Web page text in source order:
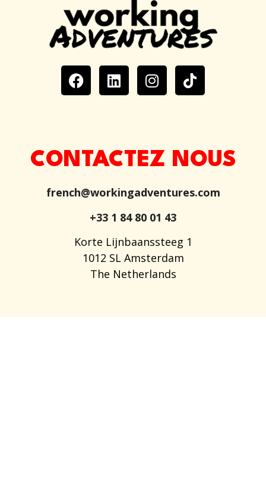
CONTACTEZ NOUS
french@workingadventures.com
+33 1 84 80 01 43
Korte Lijnbaanssteeg 1
1012 SL Amsterdam
The Netherlands